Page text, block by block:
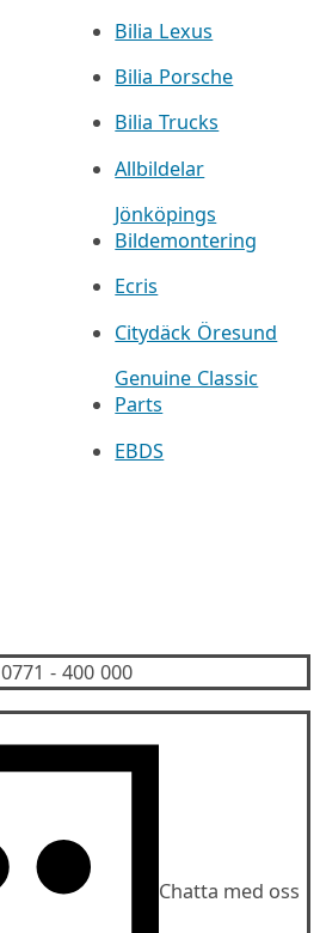
Bilia Lexus
Bilia Porsche
Bilia Trucks
Allbildelar
Jönköpings
Bildemontering
Ecris
Citydäck Öresund
Genuine Classic
Parts
EBDS
0771 - 400 000
Chatta med oss